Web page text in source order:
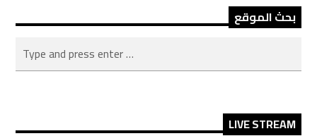
بحث الموقع
LIVE STREAM